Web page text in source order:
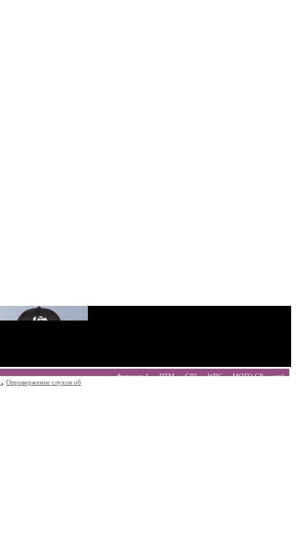
Формула 1 DTM GP2 WRC MOTO GP
ещё
, Опровержение слухов об